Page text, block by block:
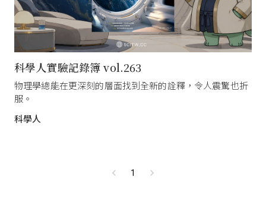
科學人實驗記錄簿 vol.263
物理學總能在更深刻的層面找到全新的詮釋，令人震驚也折
服。
科學人
1